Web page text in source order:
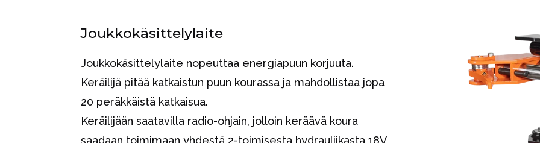
Joukkokäsittelylaite
Joukkokäsittelylaite nopeuttaa energiapuun korjuuta.
Keräilijä pitää katkaistun puun kourassa ja mahdollistaa jopa
20 peräkkäistä katkaisua.
Keräilijään saatavilla radio-ohjain, jolloin keräävä koura
saadaan toimimaan yhdestä 2-toimisesta hydrauliikasta 18V